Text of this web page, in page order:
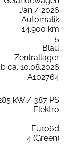
Jan / 2026
Automatik
14.900 km
5
Blau
Zentrallager
ca. 10.08.2026
A102764
kW / 387 PS
Elektro
Euro6d
4 (Green)